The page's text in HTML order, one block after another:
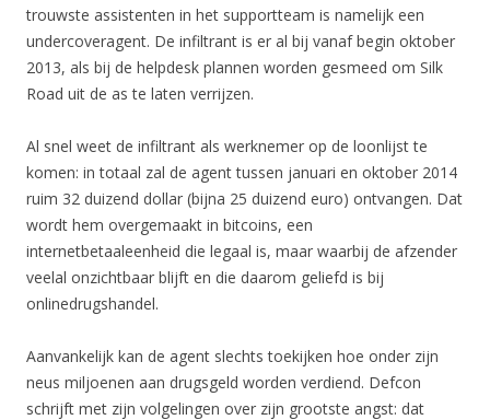
trouwste assistenten in het supportteam is namelijk een
undercoveragent. De infiltrant is er al bij vanaf begin oktober
2013, als bij de helpdesk plannen worden gesmeed om Silk
Road uit de as te laten verrijzen.
Al snel weet de infiltrant als werknemer op de loonlijst te
komen: in totaal zal de agent tussen januari en oktober 2014
ruim 32 duizend dollar (bijna 25 duizend euro) ontvangen. Dat
wordt hem overgemaakt in bitcoins, een
internetbetaaleenheid die legaal is, maar waarbij de afzender
veelal onzichtbaar blijft en die daarom geliefd is bij
onlinedrugshandel.
Aanvankelijk kan de agent slechts toekijken hoe onder zijn
neus miljoenen aan drugsgeld worden verdiend. Defcon
schrijft met zijn volgelingen over zijn grootste angst: dat